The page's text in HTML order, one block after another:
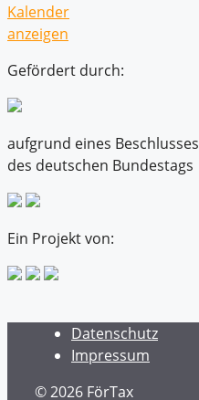
Kalender
anzeigen
Gefördert durch:
aufgrund eines Beschlusses
des deutschen Bundestags
Ein Projekt von:
Datenschutz
Impressum
© 2026 FörTax